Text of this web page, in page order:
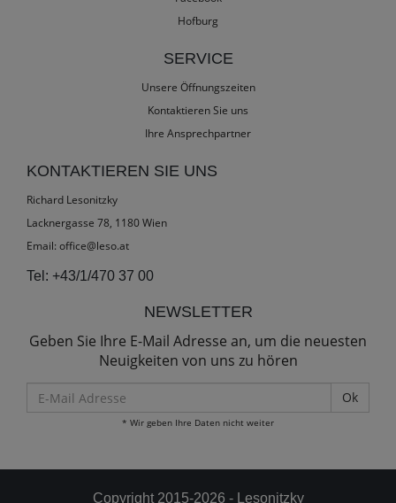
Hofburg
SERVICE
Unsere Öffnungszeiten
Kontaktieren Sie uns
Ihre Ansprechpartner
KONTAKTIEREN SIE UNS
Richard Lesonitzky
Lacknergasse 78, 1180 Wien
Email: office@leso.at
Tel: +43/1/470 37 00
NEWSLETTER
Geben Sie Ihre E-Mail Adresse an, um die neuesten
Neuigkeiten von uns zu hören
Mail
Adresse
* Wir geben Ihre Daten nicht weiter
Copyright 2015-2026 - Lesonitzky